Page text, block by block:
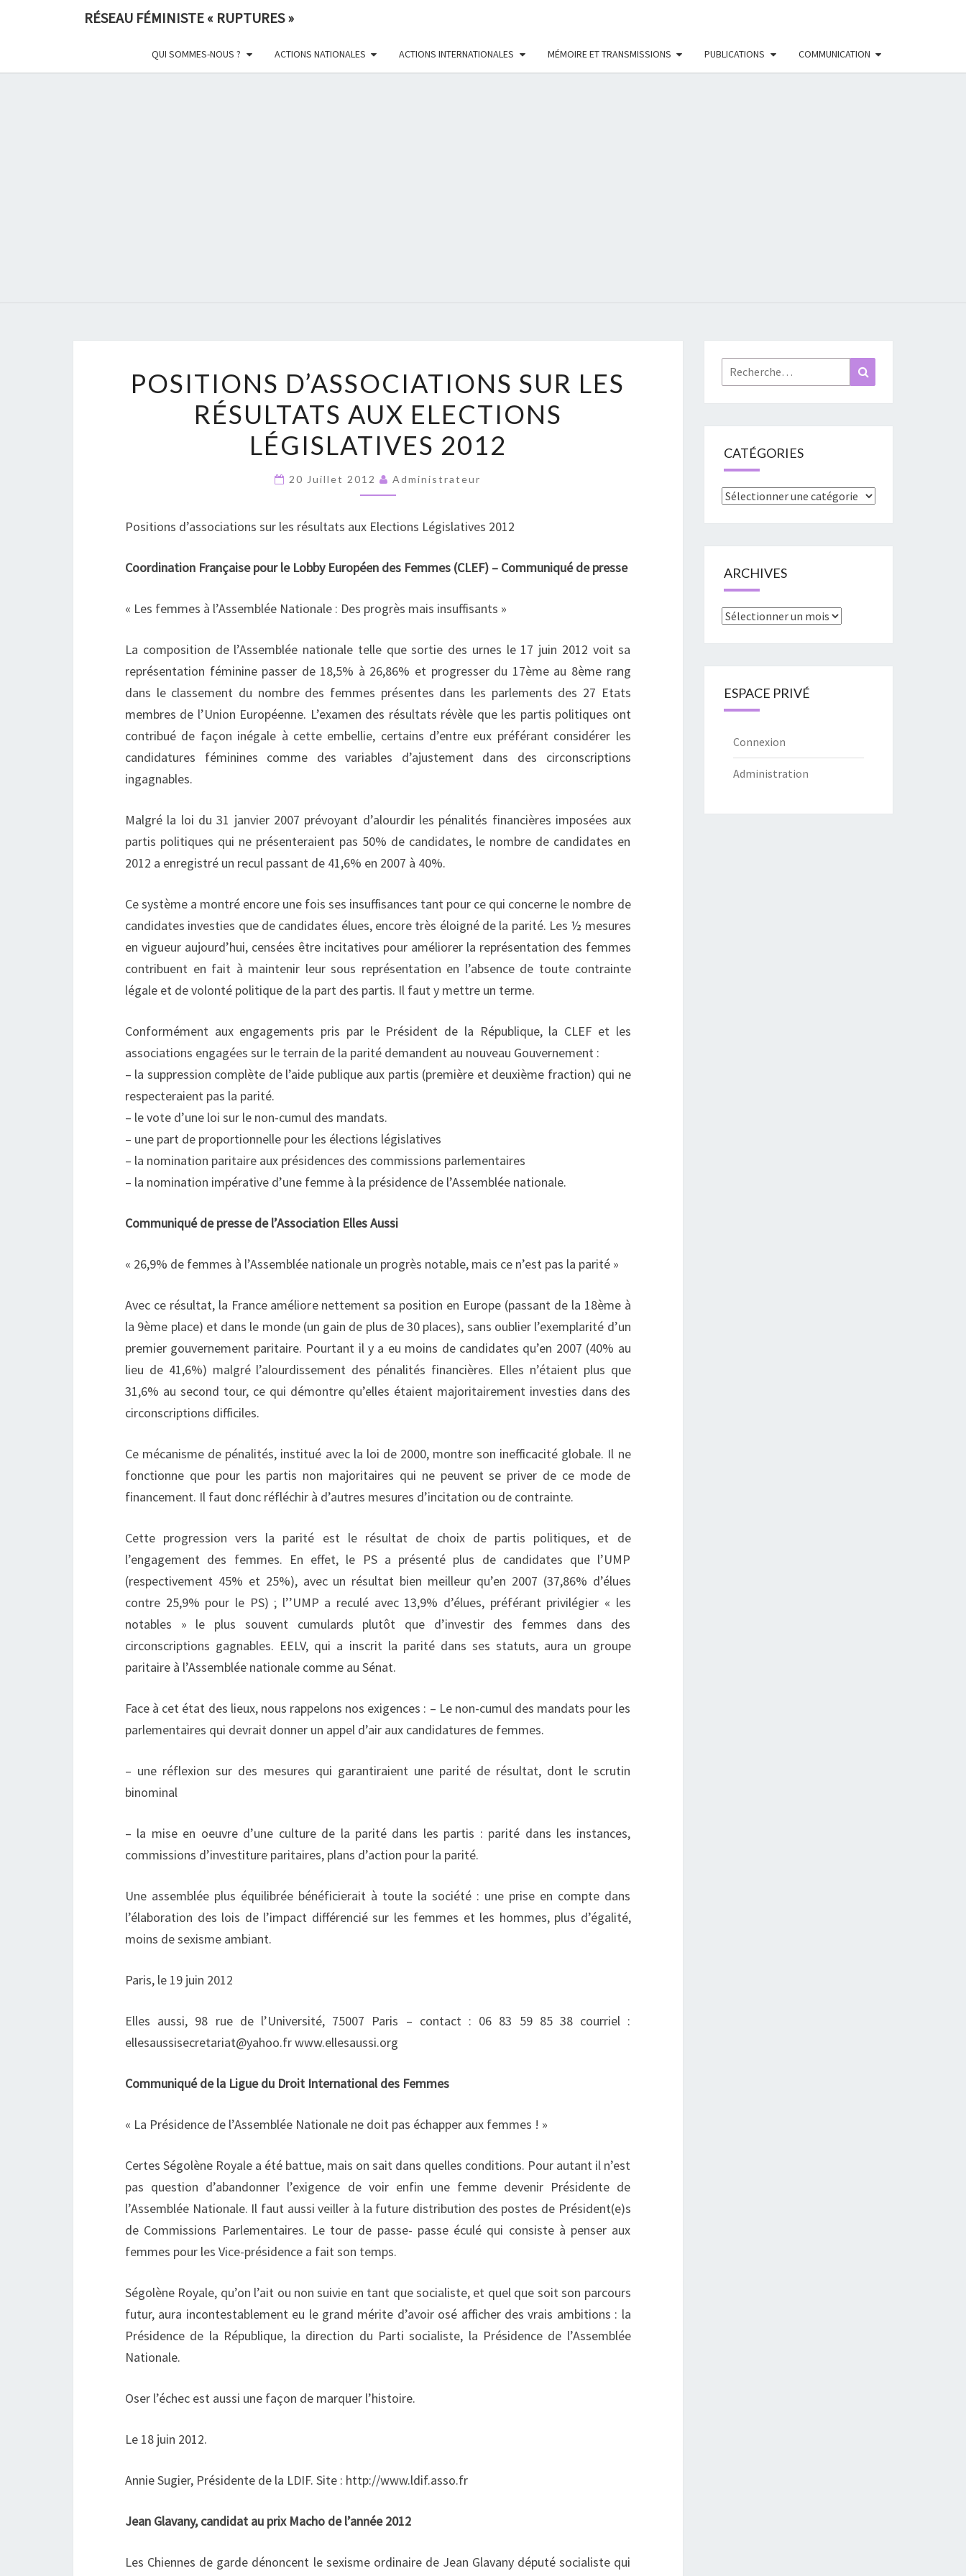
RÉSEAU FÉMINISTE « RUPTURES »
QUI SOMMES-NOUS ? ACTIONS NATIONALES ACTIONS INTERNATIONALES MÉMOIRE ET TRANSMISSIONS PUBLICATIONS COMMUNICATION
RUPTURES
D’ASSOCIATIONS
SUR
LES
RÉSULTATS
AUX
ELECTIONS
2012
POSITIONS D’ASSOCIATIONS SUR LES
RÉSULTATS AUX ELECTIONS
LÉGISLATIVES 2012
20 Juillet 2012 Administrateur
Positions d’associations sur les résultats aux Elections Législatives 2012
Coordination Française pour le Lobby Européen des Femmes (CLEF) – Communiqué de presse
« Les femmes à l’Assemblée Nationale : Des progrès mais insuffisants »
La composition de l’Assemblée nationale telle que sortie des urnes le 17 juin 2012 voit sa
représentation féminine passer de 18,5% à 26,86% et progresser du 17ème au 8ème rang
dans le classement du nombre des femmes présentes dans les parlements des 27 Etats
membres de l’Union Européenne. L’examen des résultats révèle que les partis politiques ont
contribué de façon inégale à cette embellie, certains d’entre eux préférant considérer les
candidatures féminines comme des variables d’ajustement dans des circonscriptions
ingagnables.
Malgré la loi du 31 janvier 2007 prévoyant d’alourdir les pénalités financières imposées aux
partis politiques qui ne présenteraient pas 50% de candidates, le nombre de candidates en
2012 a enregistré un recul passant de 41,6% en 2007 à 40%.
Ce système a montré encore une fois ses insuffisances tant pour ce qui concerne le nombre de
candidates investies que de candidates élues, encore très éloigné de la parité. Les ½ mesures
en vigueur aujourd’hui, censées être incitatives pour améliorer la représentation des femmes
contribuent en fait à maintenir leur sous représentation en l’absence de toute contrainte
légale et de volonté politique de la part des partis. Il faut y mettre un terme.
Conformément aux engagements pris par le Président de la République, la CLEF et les
associations engagées sur le terrain de la parité demandent au nouveau Gouvernement :
– la suppression complète de l’aide publique aux partis (première et deuxième fraction) qui ne
respecteraient pas la parité.
– le vote d’une loi sur le non-cumul des mandats.
– une part de proportionnelle pour les élections législatives
– la nomination paritaire aux présidences des commissions parlementaires
– la nomination impérative d’une femme à la présidence de l’Assemblée nationale.
Communiqué de presse de l’Association Elles Aussi
« 26,9% de femmes à l’Assemblée nationale un progrès notable, mais ce n’est pas la parité »
Avec ce résultat, la France améliore nettement sa position en Europe (passant de la 18ème à
la 9ème place) et dans le monde (un gain de plus de 30 places), sans oublier l’exemplarité d’un
premier gouvernement paritaire. Pourtant il y a eu moins de candidates qu’en 2007 (40% au
lieu de 41,6%) malgré l’alourdissement des pénalités financières. Elles n’étaient plus que
31,6% au second tour, ce qui démontre qu’elles étaient majoritairement investies dans des
circonscriptions difficiles.
Ce mécanisme de pénalités, institué avec la loi de 2000, montre son inefficacité globale. Il ne
fonctionne que pour les partis non majoritaires qui ne peuvent se priver de ce mode de
financement. Il faut donc réfléchir à d’autres mesures d’incitation ou de contrainte.
Cette progression vers la parité est le résultat de choix de partis politiques, et de
l’engagement des femmes. En effet, le PS a présenté plus de candidates que l’UMP
(respectivement 45% et 25%), avec un résultat bien meilleur qu’en 2007 (37,86% d’élues
contre 25,9% pour le PS) ; l’’UMP a reculé avec 13,9% d’élues, préférant privilégier « les
notables » le plus souvent cumulards plutôt que d’investir des femmes dans des
circonscriptions gagnables. EELV, qui a inscrit la parité dans ses statuts, aura un groupe
paritaire à l’Assemblée nationale comme au Sénat.
Face à cet état des lieux, nous rappelons nos exigences : – Le non-cumul des mandats pour les
parlementaires qui devrait donner un appel d’air aux candidatures de femmes.
– une réflexion sur des mesures qui garantiraient une parité de résultat, dont le scrutin
binominal
– la mise en oeuvre d’une culture de la parité dans les partis : parité dans les instances,
commissions d’investiture paritaires, plans d’action pour la parité.
Une assemblée plus équilibrée bénéficierait à toute la société : une prise en compte dans
l’élaboration des lois de l’impact différencié sur les femmes et les hommes, plus d’égalité,
moins de sexisme ambiant.
Paris, le 19 juin 2012
Elles aussi, 98 rue de l’Université, 75007 Paris – contact : 06 83 59 85 38 courriel :
ellesaussisecretariat@yahoo.fr www.ellesaussi.org
Communiqué de la Ligue du Droit International des Femmes
« La Présidence de l’Assemblée Nationale ne doit pas échapper aux femmes ! »
Certes Ségolène Royale a été battue, mais on sait dans quelles conditions. Pour autant il n’est
pas question d’abandonner l’exigence de voir enfin une femme devenir Présidente de
l’Assemblée Nationale. Il faut aussi veiller à la future distribution des postes de Président(e)s
de Commissions Parlementaires. Le tour de passe- passe éculé qui consiste à penser aux
femmes pour les Vice-présidence a fait son temps.
Ségolène Royale, qu’on l’ait ou non suivie en tant que socialiste, et quel que soit son parcours
futur, aura incontestablement eu le grand mérite d’avoir osé afficher des vrais ambitions : la
Présidence de la République, la direction du Parti socialiste, la Présidence de l’Assemblée
Nationale.
Oser l’échec est aussi une façon de marquer l’histoire.
Le 18 juin 2012.
Annie Sugier, Présidente de la LDIF. Site : http://www.ldif.asso.fr
Jean Glavany, candidat au prix Macho de l’année 2012
Les Chiennes de garde dénoncent le sexisme ordinaire de Jean Glavany député socialiste qui
Rechercher :
CATÉGORIES
Catégories
ARCHIVES
Archives
ESPACE PRIVÉ
Connexion
Administration